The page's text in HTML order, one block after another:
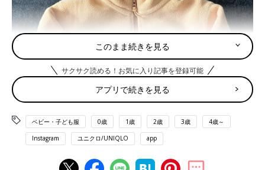
このまま続きを見る
サクサク読める！お気に入り記事を登録可能
アプリで続きを見る
ベビー・子ども服 0歳 1歳 2歳 3歳 4歳～
Instagram ユニクロ/UNIQLO app